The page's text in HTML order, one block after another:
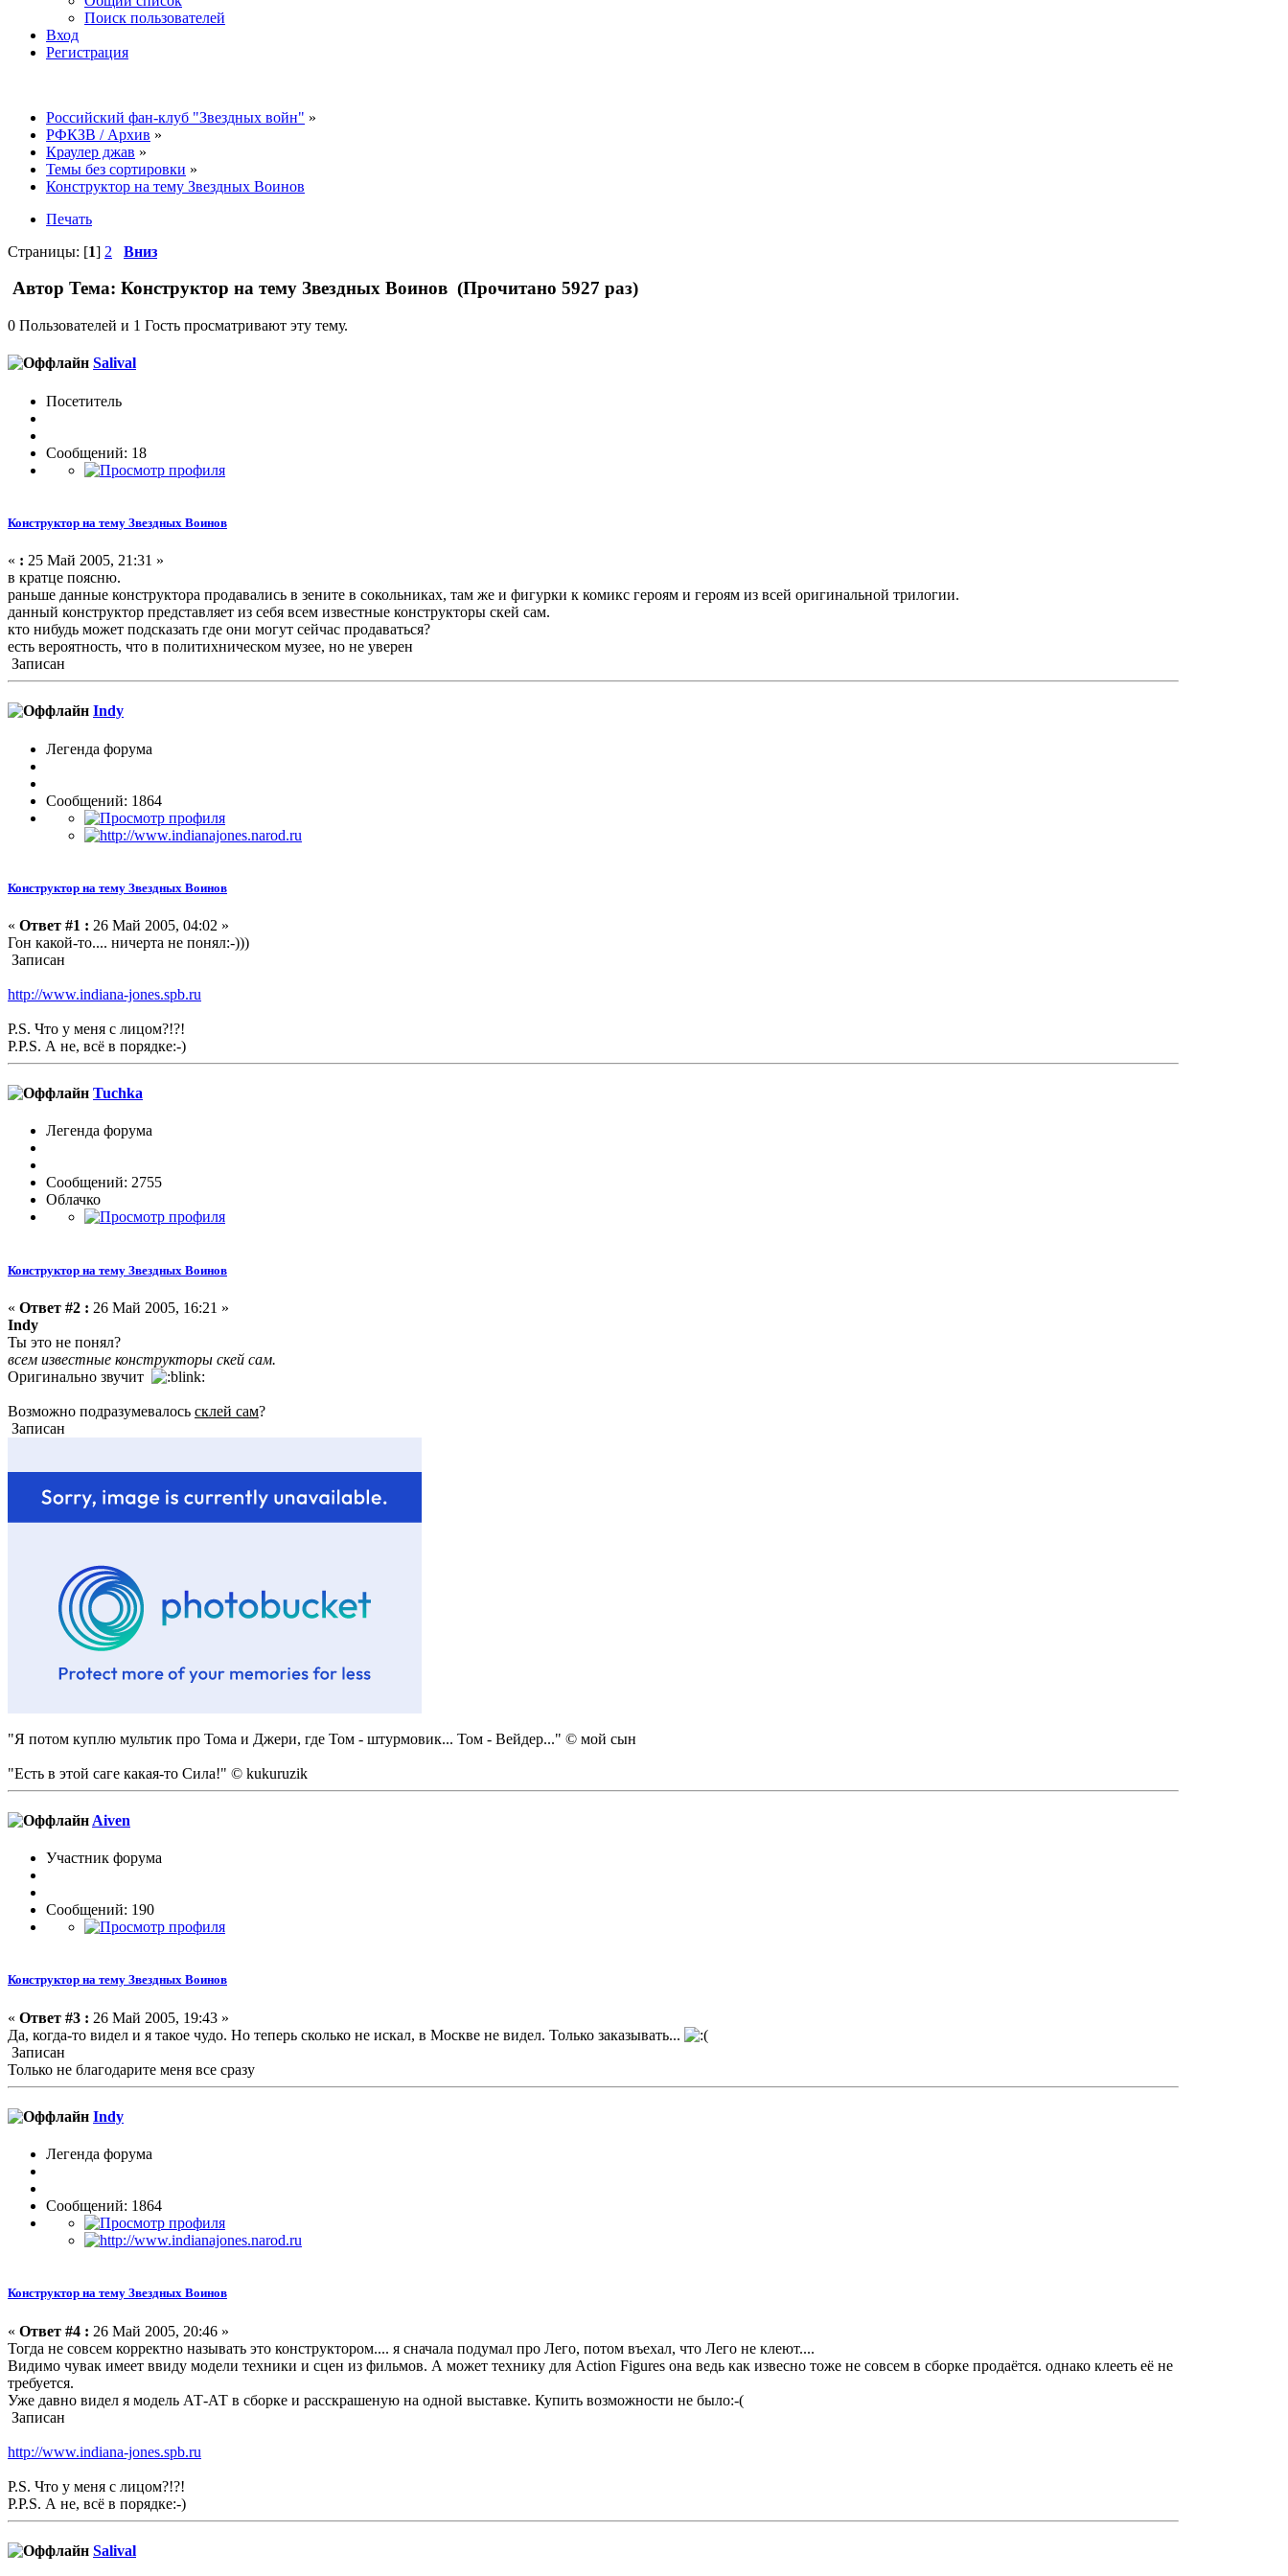
Поиск пользователей
Вход
Регистрация
Российский фан-клуб "Звездных войн" »
РФКЗВ / Архив »
Краулер джав »
Темы без сортировки »
Конструктор на тему Звездных Воинов
Печать
Страницы: [1] 2 Вниз
Автор Тема: Конструктор на тему Звездных Воинов (Прочитано 5927 раз)
0 Пользователей и 1 Гость просматривают эту тему.
Salival
Посетитель
Сообщений: 18
Конструктор на тему Звездных Воинов
« : 25 Май 2005, 21:31 »
в кратце поясню.
раньше данные конструктора продавались в зените в сокольниках, там же и фигурки к комикс героям и героям из всей оригинальной трилогии.
данный конструктор представляет из себя всем известные конструкторы скей сам.
кто нибудь может подсказать где они могут сейчас продаваться?
есть вероятность, что в политихническом музее, но не уверен
Записан
Indy
Легенда форума
Сообщений: 1864
Конструктор на тему Звездных Воинов
« Ответ #1 : 26 Май 2005, 04:02 »
Гон какой-то.... ничерта не понял:-)))
Записан
http://www.indiana-jones.spb.ru
P.S. Что у меня с лицом?!?!
P.P.S. А не, всё в порядке:-)
Tuchka
Легенда форума
Сообщений: 2755
Облачко
Конструктор на тему Звездных Воинов
« Ответ #2 : 26 Май 2005, 16:21 »
Indy
Ты это не понял?
всем известные конструкторы скей сам.
Оригинально звучит
Возможно подразумевалось склей сам?
Записан
"Я потом куплю мультик про Тома и Джери, где Том - штурмовик... Том - Вейдер..." © мой сын
"Есть в этой саге какая-то Сила!" © kukuruzik
Aiven
Участник форума
Сообщений: 190
Конструктор на тему Звездных Воинов
« Ответ #3 : 26 Май 2005, 19:43 »
Да, когда-то видел и я такое чудо. Но теперь сколько не искал, в Москве не видел. Только заказывать...
Записан
Только не благодарите меня все сразу
Indy
Легенда форума
Сообщений: 1864
Конструктор на тему Звездных Воинов
« Ответ #4 : 26 Май 2005, 20:46 »
Тогда не совсем корректно называть это конструктором.... я сначала подумал про Лего, потом въехал, что Лего не клеют....
Видимо чувак имеет ввиду модели техники и сцен из фильмов. А может технику для Action Figures она ведь как извесно тоже не совсем в сборке продаётся. однако клееть её не
требуется.
Уже давно видел я модель АТ-АТ в сборке и расскрашеную на одной выставке. Купить возможности не было:-(
Записан
http://www.indiana-jones.spb.ru
P.S. Что у меня с лицом?!?!
P.P.S. А не, всё в порядке:-)
Salival